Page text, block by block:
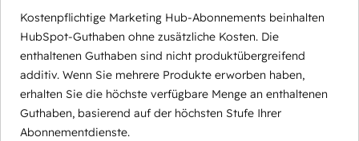
Kostenpflichtige Marketing Hub-Abonnements beinhalten
HubSpot-Guthaben ohne zusätzliche Kosten. Die
enthaltenen Guthaben sind nicht produktübergreifend
additiv. Wenn Sie mehrere Produkte erworben haben,
erhalten Sie die höchste verfügbare Menge an enthaltenen
Guthaben, basierend auf der höchsten Stufe Ihrer
Abonnementdienste.